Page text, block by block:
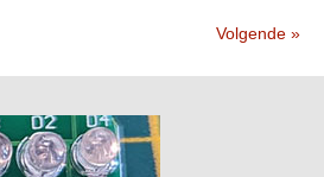
Volgende »